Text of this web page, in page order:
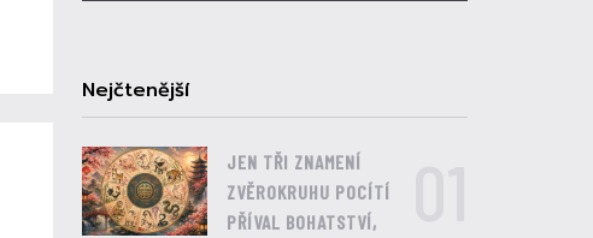
Nejčtenější
JEN TŘI ZNAMENÍ
ZVĚROKRUHU POCÍTÍ
PŘÍVAL BOHATSTVÍ,